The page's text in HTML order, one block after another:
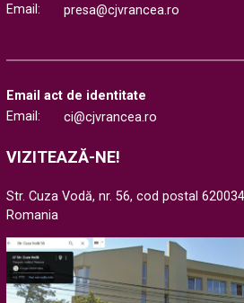
Email:
presa@cjvrancea.ro
Email act de identitate
Email:
ci@cjvrancea.ro
VIZITEAZĂ-NE!
Str. Cuza Vodă, nr. 56, cod postal
Romania